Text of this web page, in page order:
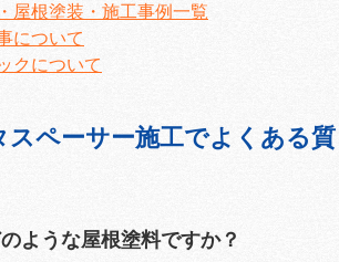
屋根塗装・施工事例一覧
について
クについて
スペーサー施工でよくある質
ような屋根塗料ですか？